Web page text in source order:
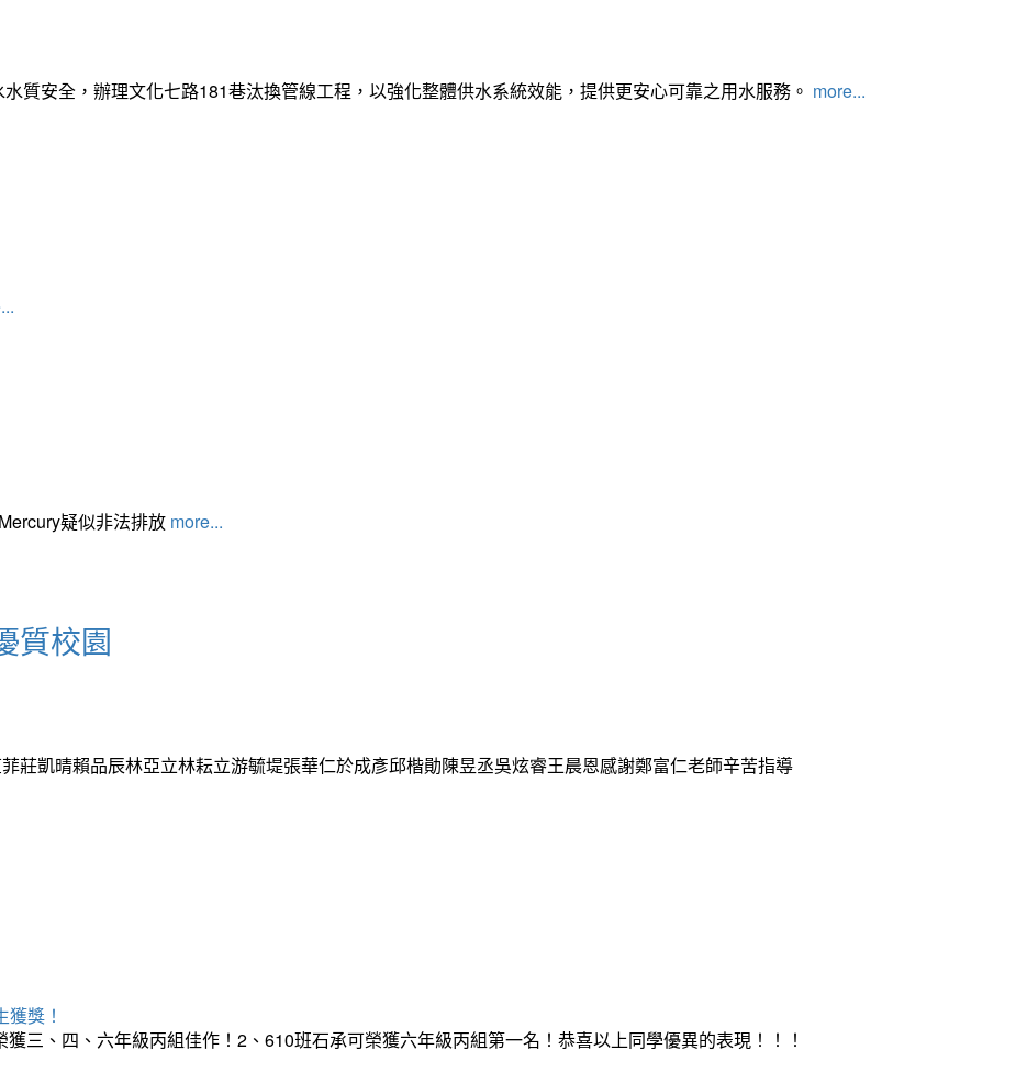
質安全，辦理文化七路181巷汰換管線工程，以強化整體供水系統效能，提供更安心可靠之用水服務。 more...
疑似非法排放 more...
質校園
莊凱晴賴品辰林亞立林耘立游毓堤張華仁於成彥邱楷勛陳昱丞吳炫睿王晨恩感謝鄭富仁老師辛苦指導
獎！
三、四、六年級丙組佳作！2、610班石承可榮獲六年級丙組第一名！恭喜以上同學優異的表現！！！